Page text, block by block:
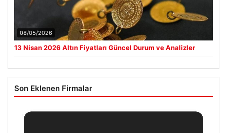
08/05/2026
13 Nisan 2026 Altın Fiyatları Güncel Durum ve Analizler
Son Eklenen Firmalar